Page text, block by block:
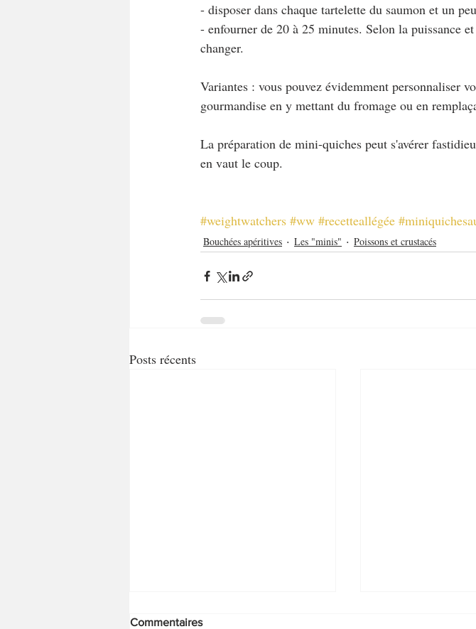
- disposer dans chaque tartelette du saumon et un
- enfourner de 20 à 25 minutes. Selon la puissance
changer.
Variantes : vous pouvez évidemment personnaliser
gourmandise en y mettant du fromage ou en
La préparation de mini-quiches peut s'avérer
en vaut le coup.
#weightwatchers #ww #recetteallégée
Bouchées apéritives Les "minis" Poissons et crustacés
Posts récents
Commentaires